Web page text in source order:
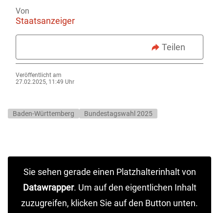
Von
Staatsanzeiger
Teilen
Veröffentlicht am
27.02.2025, 11:49 Uhr
Baden-Württemberg Bundestagswahl 2025
Sie sehen gerade einen Platzhalterinhalt von
Datawrapper. Um auf den eigentlichen Inhalt
zuzugreifen, klicken Sie auf den Button unten.